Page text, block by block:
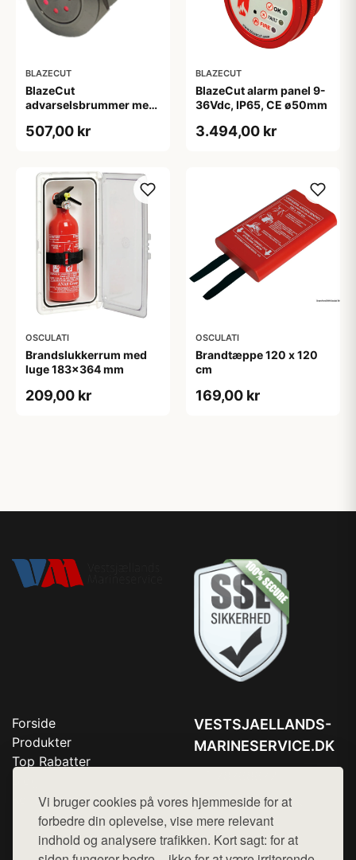
Vi bruger cookies på vores hjemmeside for at
forbedre din oplevelse, vise mere relevant
indhold og analysere trafikken. Kort sagt: for at
BLAZECUT
BlazeCut
advarselsbrummer med
-20&deg;/+50&deg;
507,00 kr
BLAZECUT
BlazeCut alarm panel 9-
36Vdc, IP65, CE ø50mm
3.494,00 kr
OSCULATI
Brandslukkerrum med
luge 183x364 mm
209,00 kr
OSCULATI
Brandtæppe 120 x 120
cm
169,00 kr
Forside
Produkter
Top Rabatter
Kontakt
VESTSJAELLANDS-
MARINESERVICE.DK
Mail:hej@want.dk
Cookie- og privatlivspolitik